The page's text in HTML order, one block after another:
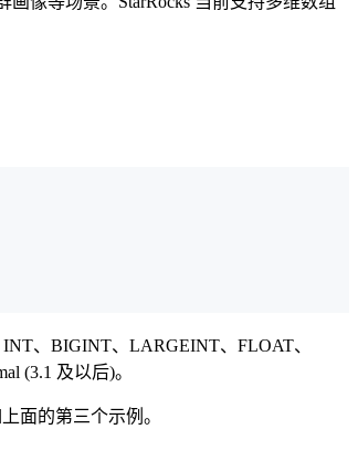
、BIGINT、LARGEINT、FLOAT、
(3.1 及以后)。
面的第三个示例。